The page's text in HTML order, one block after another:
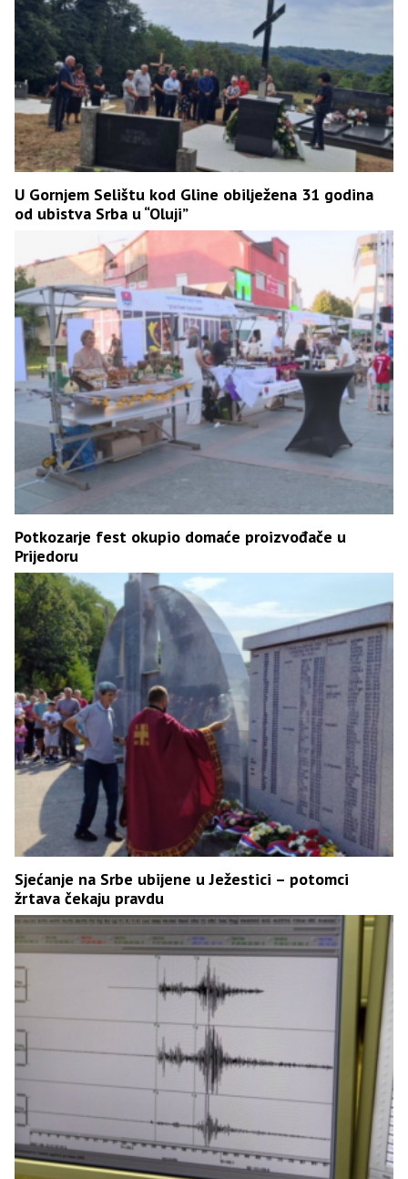
U Gornjem Selištu kod Gline obilježena 31 godina
od ubistva Srba u “Oluji”
Potkozarje fest okupio domaće proizvođače u
Prijedoru
Sjećanje na Srbe ubijene u Ježestici – potomci
žrtava čekaju pravdu